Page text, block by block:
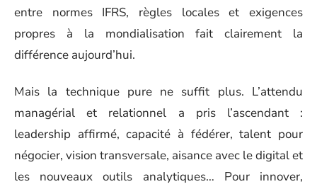
entre normes IFRS, règles locales et exigences
propres à la mondialisation fait clairement la
différence aujourd’hui.
Mais la technique pure ne suffit plus. L’attendu
managérial et relationnel a pris l’ascendant :
leadership affirmé, capacité à fédérer, talent pour
négocier, vision transversale, aisance avec le digital et
les nouveaux outils analytiques… Pour innover,